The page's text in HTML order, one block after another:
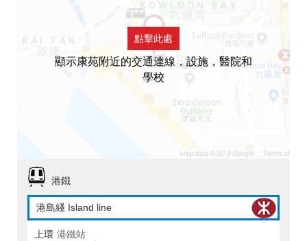
點擊此處
顯示康苑附近的交通連線，設施，醫院和
學校
港鐵
港島綫 Island line
上環 港鐵站